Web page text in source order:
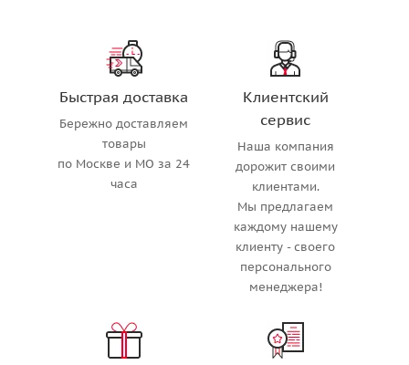
Быстрая доставка
Бережно доставляем
товары
по Москве и МО за 24
часа
Клиентский
сервис
Наша компания
дорожит своими
клиентами.
Мы предлагаем
каждому нашему
клиенту - своего
персонального
менеджера!